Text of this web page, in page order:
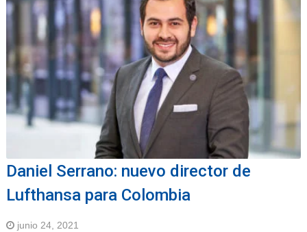
Daniel Serrano: nuevo director de
Lufthansa para Colombia
junio 24, 2021